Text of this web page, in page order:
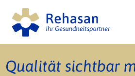
Qualität sichtbar